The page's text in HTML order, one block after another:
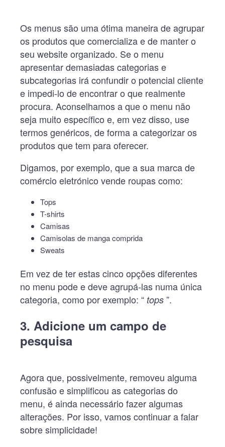
Os menus são uma ótima maneira de agrupar
os produtos que comercializa e de manter o
seu website organizado. Se o menu
apresentar demasiadas categorias e
subcategorias irá confundir o potencial cliente
e impedi-lo de encontrar o que realmente
procura. Aconselhamos a que o menu não
seja muito específico e, em vez disso, use
termos genéricos, de forma a categorizar os
produtos que tem para oferecer.
Digamos, por exemplo, que a sua marca de
comércio eletrónico vende roupas como:
Tops
T-shirts
Camisas
Camisolas de manga comprida
Sweats
Em vez de ter estas cinco opções diferentes
no menu pode e deve agrupá-las numa única
categoria, como por exemplo: “ tops ”.
3. Adicione um campo de
pesquisa
Agora que, possivelmente, removeu alguma
confusão e simplificou as categorias do
menu, é ainda necessário fazer algumas
alterações. Por isso, vamos continuar a falar
sobre simplicidade!